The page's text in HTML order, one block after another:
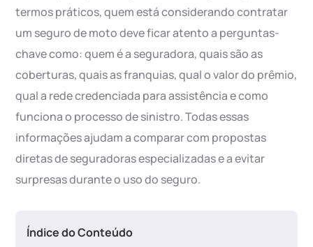
termos práticos, quem está considerando contratar
um seguro de moto deve ficar atento a perguntas-
chave como: quem é a seguradora, quais são as
coberturas, quais as franquias, qual o valor do prêmio,
qual a rede credenciada para assistência e como
funciona o processo de sinistro. Todas essas
informações ajudam a comparar com propostas
diretas de seguradoras especializadas e a evitar
surpresas durante o uso do seguro.
Índice do Conteúdo